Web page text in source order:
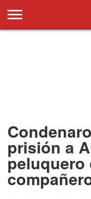
prisión a
peluquero